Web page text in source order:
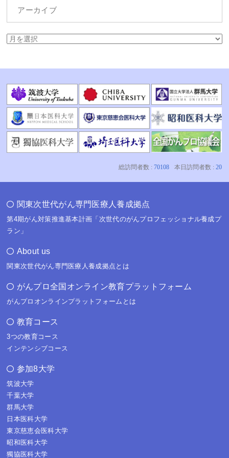
アーカイブ
関東次世代がん専門医療人養成拠点
第4期がん対策推進基本計画「次世代のがんプロフェッショナル養成プ
ラン」
About us
関東次世代がん専門医療人養成拠点とは
がんプロ全国オンライン教育プラットフォーム
がんプロオンラインプラットフォームとは
教育コース
3つの教育コース
インテンシブコース
参加8大学
筑波大学
千葉大学
群馬大学
日本医科大学
東京慈恵会医科大学
昭和医科大学
獨協医科大学